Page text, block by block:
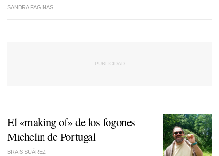
SANDRA FAGINAS
El «making of» de los fogones
Michelin de Portugal
BRAIS SUÁREZ